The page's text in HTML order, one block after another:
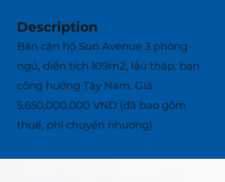
Description
Bán căn hộ Sun Avenue 3 phòng
ngủ, diện tích 109m2, lầu thấp, ban
công hướng Tây Nam. Giá
5,650,000,000 VND (đã bao gồm
thuế, phí chuyển nhượng).